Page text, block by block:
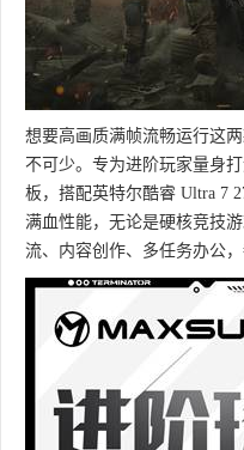
想要高画质满帧流畅运行这
不可少。专为进阶玩家量身
板，搭配英特尔酷睿 Ultra 7
满血性能，无论是硬核竞技
流、内容创作、多任务办公，